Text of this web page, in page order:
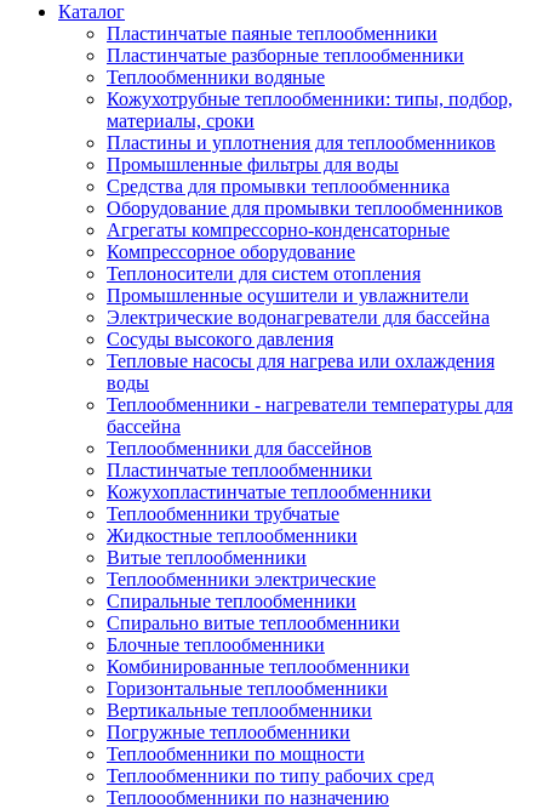
Каталог
Пластинчатые паяные теплообменники
Пластинчатые разборные теплообменники
Теплообменники водяные
Кожухотрубные теплообменники: типы, подбор,
материалы, сроки
Пластины и уплотнения для теплообменников
Промышленные фильтры для воды
Средства для промывки теплообменника
Оборудование для промывки теплообменников
Агрегаты компрессорно-конденсаторные
Компрессорное оборудование
Теплоносители для систем отопления
Промышленные осушители и увлажнители
Электрические водонагреватели для бассейна
Сосуды высокого давления
Тепловые насосы для нагрева или охлаждения
воды
Теплообменники - нагреватели температуры для
бассейна
Теплообменники для бассейнов
Пластинчатые теплообменники
Кожухопластинчатые теплообменники
Теплообменники трубчатые
Жидкостные теплообменники
Витые теплообменники
Теплообменники электрические
Спиральные теплообменники
Спирально витые теплообменники
Блочные теплообменники
Комбинированные теплообменники
Горизонтальные теплообменники
Вертикальные теплообменники
Погружные теплообменники
Теплообменники по мощности
Теплообменники по типу рабочих сред
Теплоообменники по назначению